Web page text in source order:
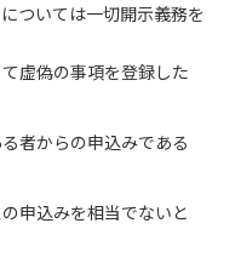
ついては一切開示義務を
虚偽の事項を登録した
者からの申込みである
申込みを相当でないと